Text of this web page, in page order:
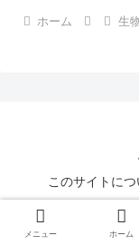
ホーム 生
このサイトにつ
プライバシーポ
©
メニュー ホーム